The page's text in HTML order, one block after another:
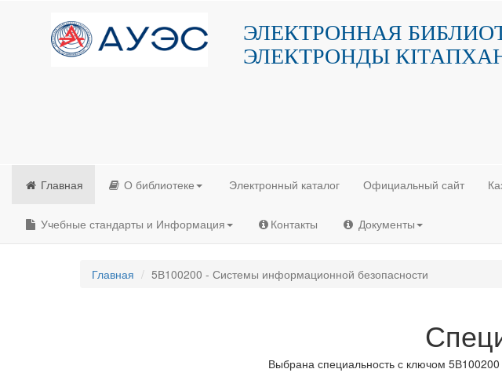
ЭЛЕКТРОННАЯ
ЭЛЕКТРОНДЫ
Главная О библиотеке Электронный каталог Официальный сайт
Учебные стандарты и Информация Контакты Документы
Главная 5В100200 - Системы информационной безопасности
Выбрана специальность с ключом